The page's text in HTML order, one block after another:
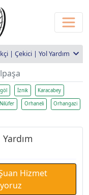
| Çekici | Yol Yardım
İznik Karacabey
Nilüfer Orhaneli Orhangazi
Hizmet